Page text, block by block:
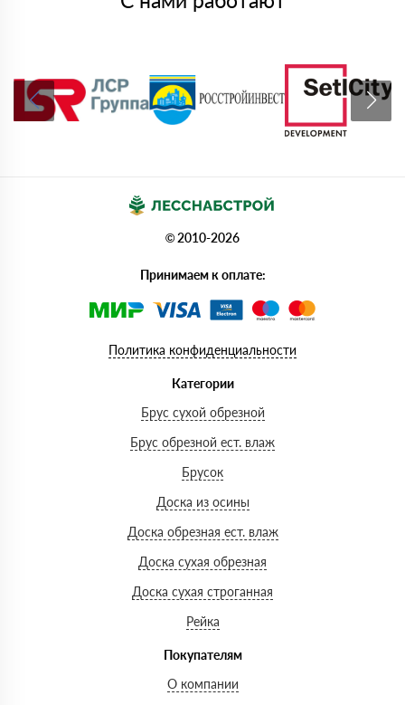
© 2010-2026
Принимаем к оплате:
Политика конфиденциальности
Категории
Брус сухой обрезной
Брус обрезной ест. влаж
Брусок
Доска из осины
Доска обрезная ест. влаж
Доска сухая обрезная
Доска сухая строганная
Рейка
Покупателям
О компании